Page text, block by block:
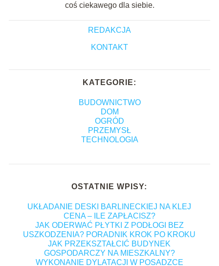
coś ciekawego dla siebie.
REDAKCJA
KONTAKT
KATEGORIE:
BUDOWNICTWO
DOM
OGRÓD
PRZEMYSŁ
TECHNOLOGIA
OSTATNIE WPISY:
UKŁADANIE DESKI BARLINECKIEJ NA KLEJ
CENA – ILE ZAPŁACISZ?
JAK ODERWAĆ PŁYTKI Z PODŁOGI BEZ
USZKODZENIA? PORADNIK KROK PO KROKU
JAK PRZEKSZTAŁCIĆ BUDYNEK
GOSPODARCZY NA MIESZKALNY?
WYKONANIE DYLATACJI W POSADZCE